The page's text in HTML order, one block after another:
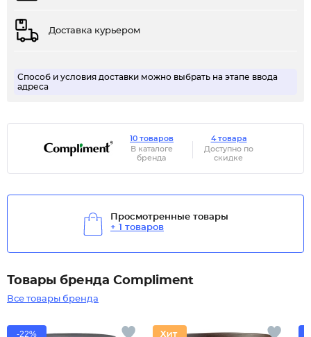
Доставка курьером
Способ и условия доставки можно выбрать на этапе ввода
адреса
10 товаров
В каталоге
бренда
4 товара
Доступно по
скидке
Просмотренные товары
+ 1 товаров
Товары бренда Compliment
Все товары бренда
-22%